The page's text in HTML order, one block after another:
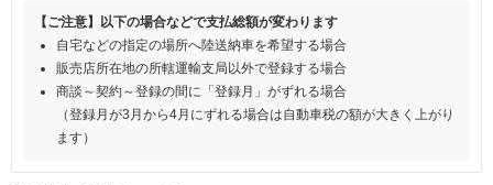
【ご注意】以下の場合などで支払総額が変わります
自宅などの指定の場所へ陸送納車を希望する場合
販売店所在地の所轄運輸支局以外で登録する場合
商談～契約～登録の間に「登録月」がずれる場合
（登録月が3月から4月にずれる場合は自動車税の額が大きく上がり
ます）